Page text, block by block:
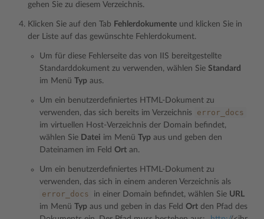
gehen Sie zu diesem Verzeichnis.
Klicken Sie auf den Tab Fehlerdokumente und klicken Sie in
der Liste auf das gewünschte Fehlerdokument.
Um für diese Fehlerseite das von IIS bereitgestellte
Standarddokument zu verwenden, wählen Sie Standard
im Menü Typ aus.
Um ein benutzerdefiniertes HTML-Dokument zu
verwenden, das sich bereits im Verzeichnis
error_docs
im virtuellen Host-Verzeichnis der Domain befindet,
wählen Sie Datei im Menü Typ aus und geben den
Dateinamen im Feld Ort an.
Um ein benutzerdefiniertes HTML-Dokument zu
verwenden, das sich in einem anderen Verzeichnis als
error_docs in einer Domain befindet, wählen Sie URL
im Menü Typ aus und geben in das Feld Ort den Pfad des